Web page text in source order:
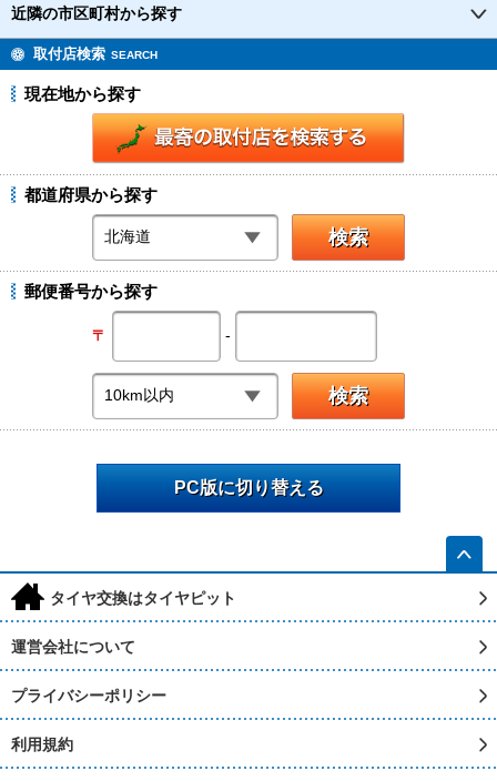
近隣の市区町村から探す
取付店検索 SEARCH
現在地から探す
都道府県から探す
郵便番号から探す
〒 -
PC版に切り替える
h タイヤ交換はタイヤピット
運営会社について
プライバシーポリシー
利用規約